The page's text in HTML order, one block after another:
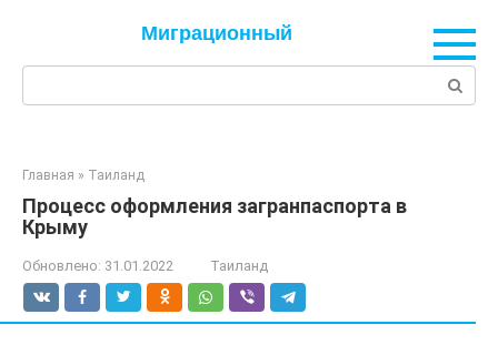
Миграционный
Главная » Таиланд
Процесс оформления загранпаспорта в
Крыму
Обновлено: 31.01.2022 Таиланд